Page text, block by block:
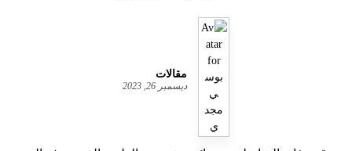
مقالات
ديسمبر 26, 2023